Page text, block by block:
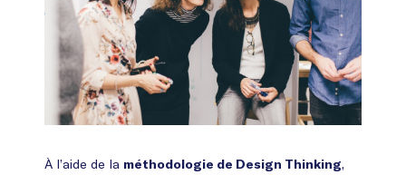
À l’aide de la méthodologie de Design Thinking,